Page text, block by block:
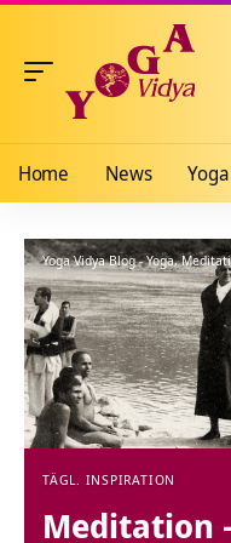
Home News
Yoga Vidya Blog - Yoga,
TÄGL. INSPIRATION
Meditation